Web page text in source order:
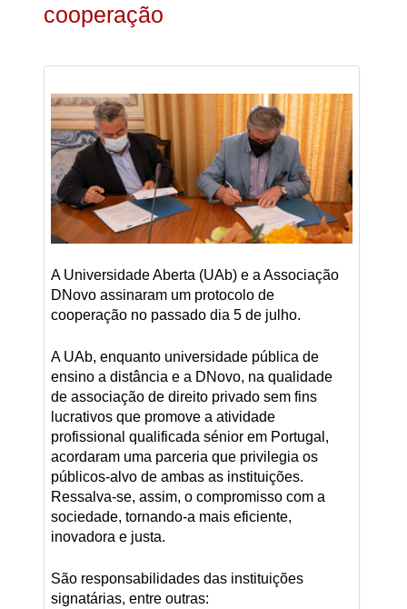
cooperação
A Universidade Aberta (UAb) e a Associação
DNovo assinaram um protocolo de
cooperação no passado dia 5 de julho.
A UAb, enquanto universidade pública de
ensino a distância e a DNovo, na qualidade
de associação de direito privado sem fins
lucrativos que promove a atividade
profissional qualificada sénior em Portugal,
acordaram uma parceria que privilegia os
públicos-alvo de ambas as instituições.
Ressalva-se, assim, o compromisso com a
sociedade, tornando-a mais eficiente,
inovadora e justa.
São responsabilidades das instituições
signatárias, entre outras: